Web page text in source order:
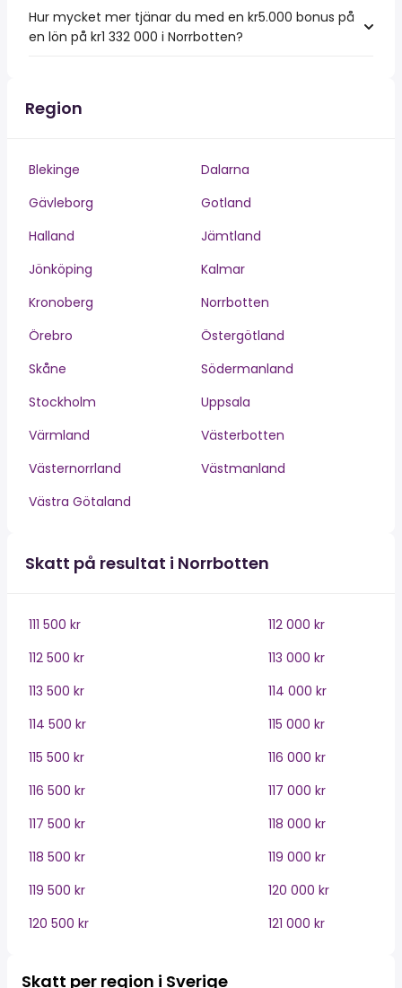
Hur mycket mer tjänar du med en kr5.000 bonus på
en lön på kr1 332 000 i Norrbotten?
Region
Blekinge
Dalarna
Gävleborg
Gotland
Halland
Jämtland
Jönköping
Kalmar
Kronoberg
Norrbotten
Örebro
Östergötland
Skåne
Södermanland
Stockholm
Uppsala
Värmland
Västerbotten
Västernorrland
Västmanland
Västra Götaland
Skatt på resultat i Norrbotten
111 500 kr
112 000 kr
112 500 kr
113 000 kr
113 500 kr
114 000 kr
114 500 kr
115 000 kr
115 500 kr
116 000 kr
116 500 kr
117 000 kr
117 500 kr
118 000 kr
118 500 kr
119 000 kr
119 500 kr
120 000 kr
120 500 kr
121 000 kr
Skatt per region i Sverige